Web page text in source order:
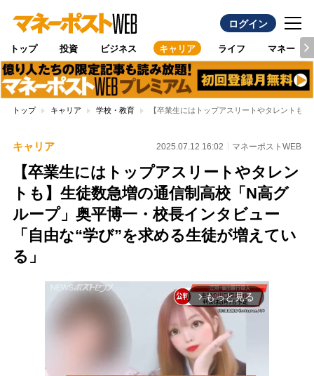
ログイン
トップ 投資 ビジネス キャリア ライフ マネー
トップ キャリア 学校・教育 【卒業生にはトップアスリートやタレントも
キャリア 2025.07.12 16:02 マネーポストWEB
【卒業生にはトップアスリートやタレン
トも】生徒数急増の通信制高校「N高グ
ループ」奥平博一・校長インタビュー
「自由な“学び”を求める生徒が増えてい
る」
arrow_forward_ios もっと見る